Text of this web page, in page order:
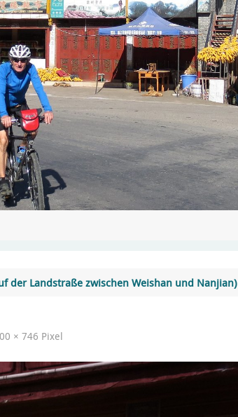
der Landstraße zwischen Weishan und Nanjian)
× 746 Pixel